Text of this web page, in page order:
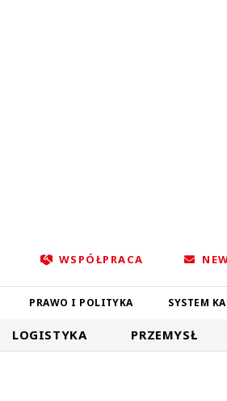
WSPÓŁPRACA
PRAWO I POLITYKA SYSTEM
LOGISTYKA PRZEMYSŁ